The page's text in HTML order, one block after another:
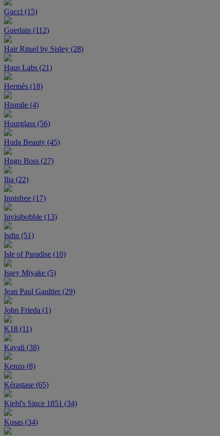
Gucci (15)
Guerlain (112)
Hair Rituel by Sisley (28)
Haus Labs (21)
Hermès (18)
Hismile (4)
Hourglass (56)
Huda Beauty (45)
Hugo Boss (27)
Ilia (22)
Innisfree (17)
Invisibobble (13)
Isdin (51)
Isle of Paradise (10)
Issey Miyake (5)
Jean Paul Gaultier (29)
John Frieda (1)
K18 (11)
Kayali (38)
Kenzo (8)
Kérastase (65)
Kiehl's Since 1851 (34)
Kosas (34)